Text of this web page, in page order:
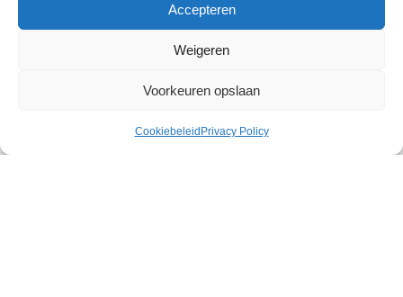
Accepteren
Weigeren
Voorkeuren opslaan
Cookiebeleid Privacy Policy